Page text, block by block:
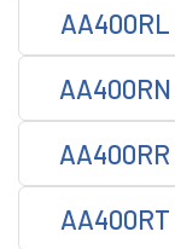
AA400RL
AA400RN
AA400RR
AA400RT